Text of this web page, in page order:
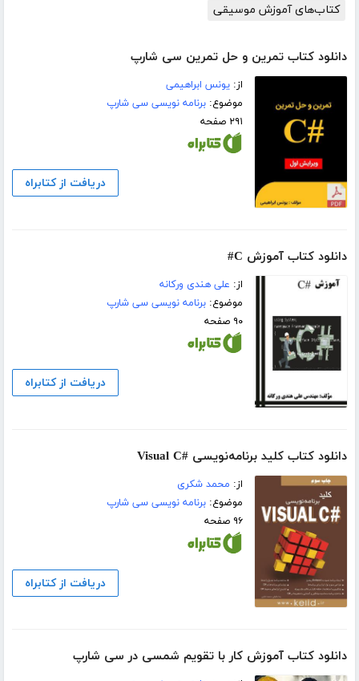
کتاب‌های آموزش موسیقی
دانلود کتاب تمرین و حل تمرین سی شارپ
از:یونس ابراهیمی
موضوع:برنامه نویسی سی شارپ
۲۹۱ صفحه
دریافت از کتابراه
دانلود کتاب آموزش C#
از: علی هندی ورکانه
موضوع:برنامه نویسی سی شارپ
۹۰ صفحه
دریافت از کتابراه
دانلود کتاب کلید برنامه‌نویسی #Visual C
از: محمد شکری
موضوع:برنامه نویسی سی شارپ
۹۶ صفحه
دریافت از کتابراه
دانلود کتاب آموزش کار با تقویم شمسی در سی شارپ